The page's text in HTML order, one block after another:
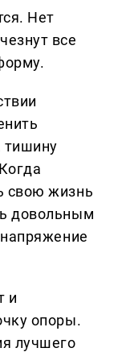
Нет
все
тишину
свою жизнь
довольным
и
опоры.
лучшего